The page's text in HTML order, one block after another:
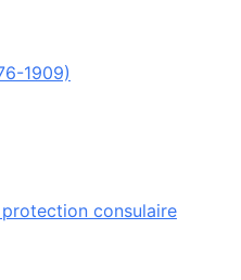
1909)
consulaire